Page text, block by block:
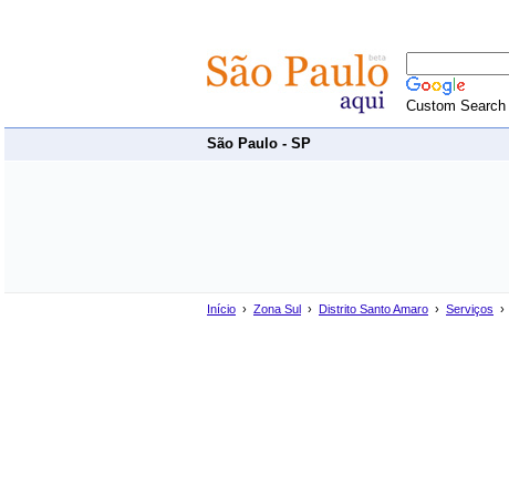
Custom Search
São Paulo - SP
Início › Zona Sul › Distrito Santo Amaro › Serviços ›